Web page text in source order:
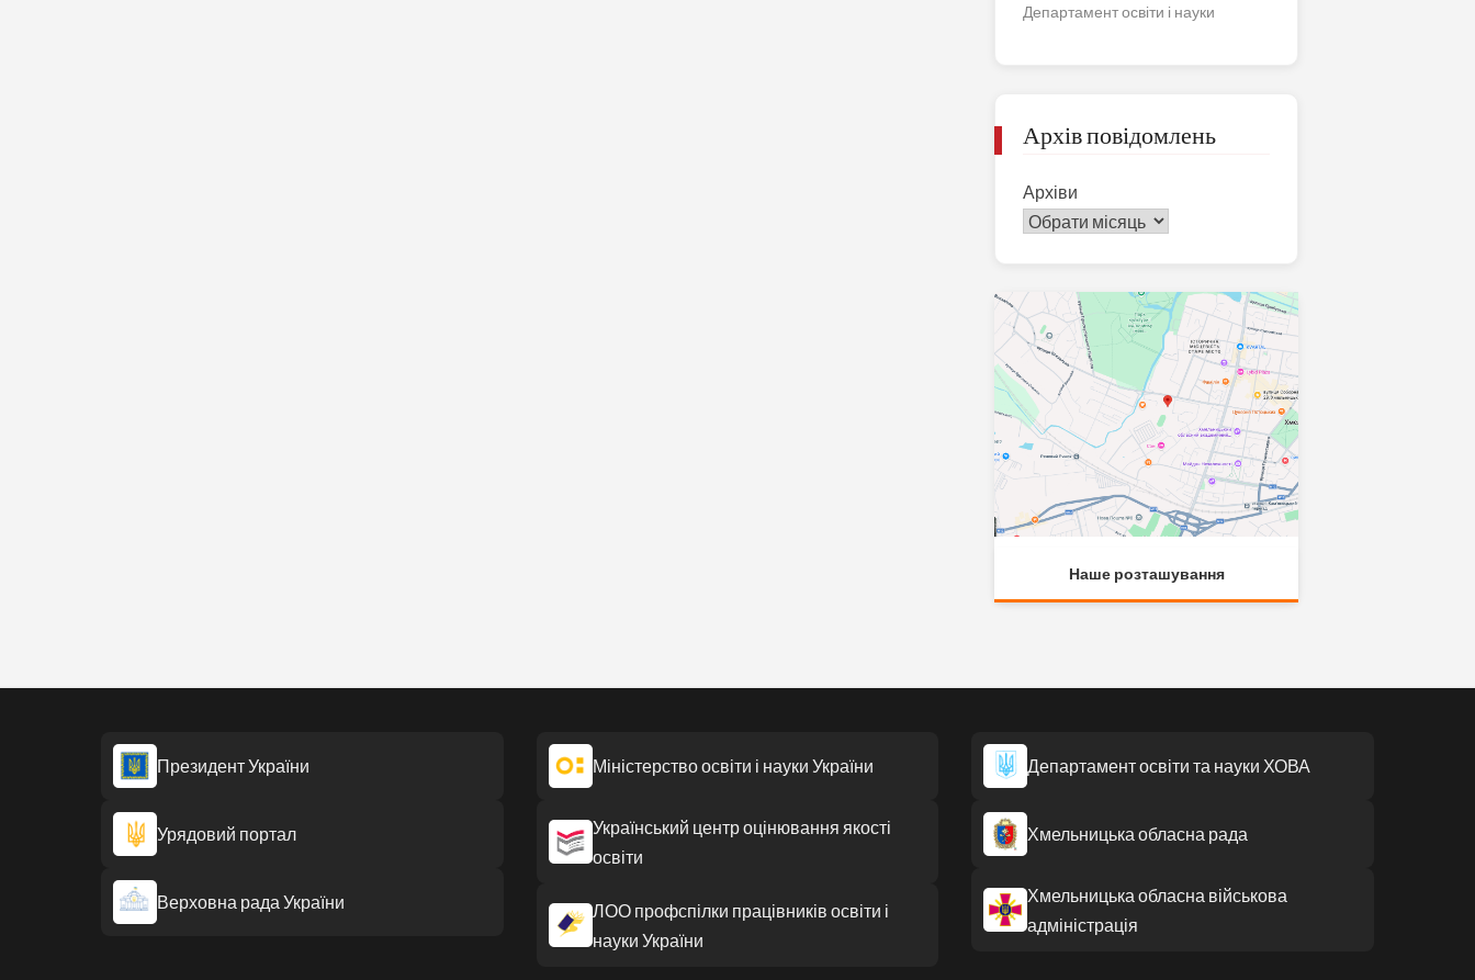
Департамент освіти і науки
Архів повідомлень
Архіви
Наше розташування
Президент України
Урядовий портал
Верховна рада України
Міністерство освіти і науки України
Український центр оцінювання якості
освіти
ЛОО профспілки працівників освіти і
науки України
Департамент освіти та науки ХОВА
Хмельницька обласна рада
Хмельницька обласна військова
адміністрація